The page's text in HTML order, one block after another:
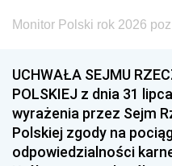
1996
1993 1992
1990
1987
Monitor Polski rok 2026
UCHWAŁA SEJMU
POLSKIEJ z dnia 31
wyrażenia przez Sejm
Polskiej zgody na
odpowiedzialności